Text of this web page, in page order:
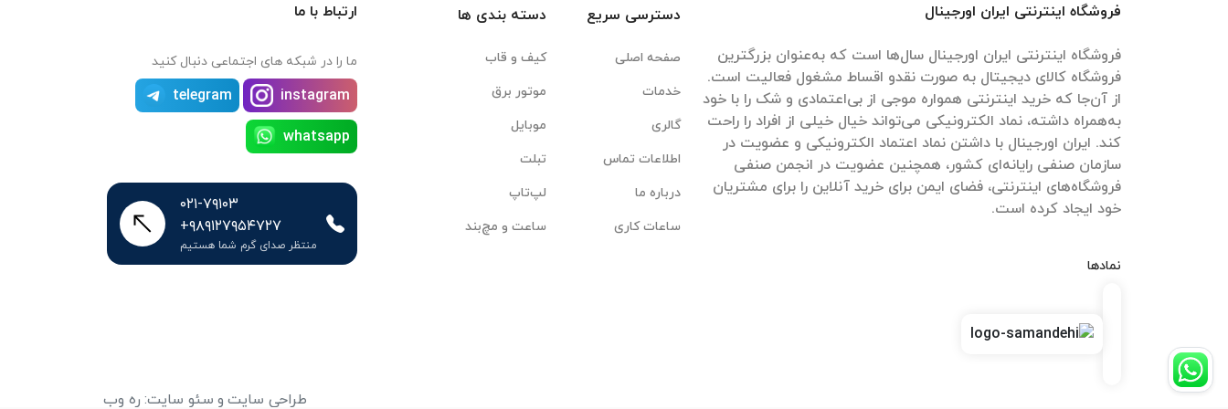
فروشگاه اینترنتی ایران اورجینال
فروشگاه اینترنتی ایران اورجینال سال‌ها است که به‌عنوان بزرگترین
فروشگاه کالای دیجیتال به صورت نقدو اقساط مشغول فعالیت است.
از آن‌جا که خرید اینترنتی همواره موجی از بی‌اعتمادی و شک را با خود
به‌همراه داشته، نماد الکترونیکی می‌تواند خیال خیلی از افراد را راحت
کند. ایران اورجینال با داشتن نماد اعتماد الکترونیکی و عضویت در
سازمان صنفی رایانه‌ای کشور، همچنین عضویت در انجمن صنفی
فروشگاه‌های اینترنتی، فضای ایمن برای خرید آنلاین را برای مشتریان
خود ایجاد کرده است.
نمادها
دسترسی سریع
صفحه اصلی
خدمات
گالری
اطلاعات تماس
درباره ما
ساعات کاری
دسته بندی ها
کیف و قاب
موتور برق
موبایل
تبلت
لپ‌تاپ
ساعت و مچ‌بند
ارتباط با ما
ما را در شبکه های اجتماعی دنبال کنید
instagram
telegram
whatsapp
۰۲۱-۷۹۱۰۳
+۹۸۹۱۲۷۹۵۴۷۲۷
منتظر صدای گرم شما هستیم
طراحی سایت و سئو سایت: ره وب